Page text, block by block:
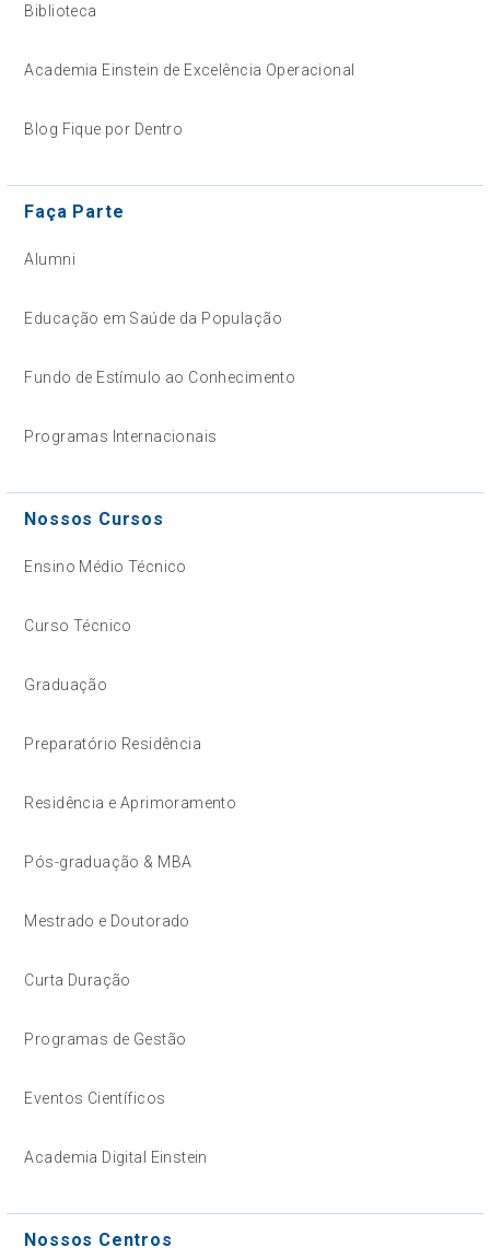
Biblioteca
Academia Einstein de Excelência Operacional
Blog Fique por Dentro
Faça Parte
Alumni
Educação em Saúde da População
Fundo de Estímulo ao Conhecimento
Programas Internacionais
Nossos Cursos
Ensino Médio Técnico
Curso Técnico
Graduação
Preparatório Residência
Residência e Aprimoramento
Pós-graduação & MBA
Mestrado e Doutorado
Curta Duração
Programas de Gestão
Eventos Científicos
Academia Digital Einstein
Nossos Centros